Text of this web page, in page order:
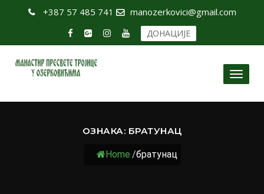
+387 57 485 741 manozerkovici@gmail.com
ДОНАЦИЈЕ
Toggle
ОЗНАКА: БРАТУНАЦ
Home /братунац